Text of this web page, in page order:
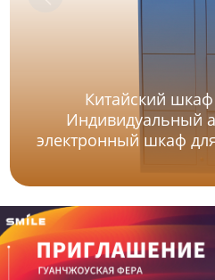
Китайский
Индивидуальный
электронный шкаф